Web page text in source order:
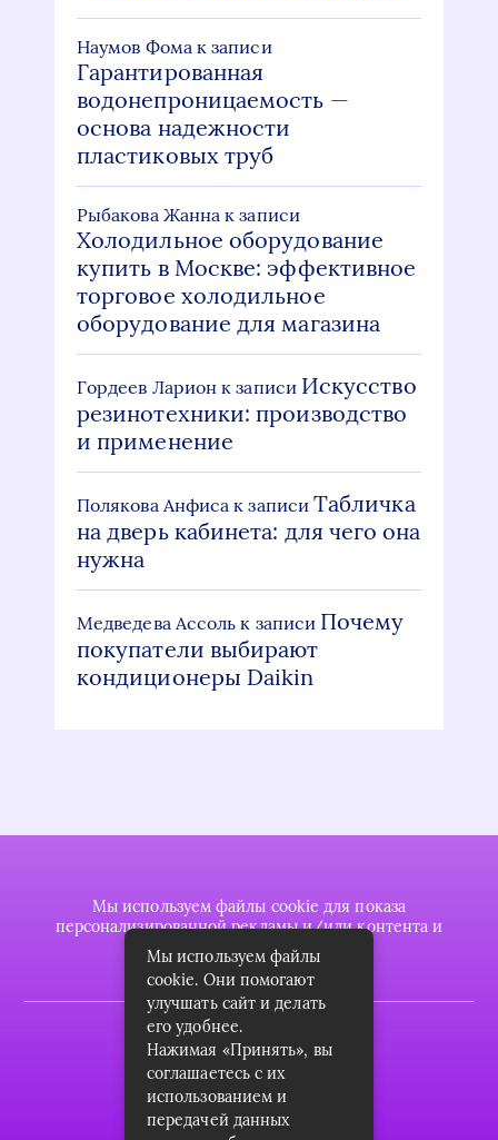
Наумов Фома к записи
Гарантированная
водонепроницаемость —
основа надежности
пластиковых труб
Рыбакова Жанна к записи
Холодильное оборудование
купить в Москве: эффективное
торговое холодильное
оборудование для магазина
Гордеев Ларион к записи Искусство
резинотехники: производство
и применение
Полякова Анфиса к записиТабличка
на дверь кабинета: для чего она
нужна
Медведева Ассоль к записи Почему
покупатели выбирают
кондиционеры Daikin
Мы используем файлы cookie для показа
персонализированной рекламы и/или контента и
анализа нашего трафика.
2022 © plasttrubkomplekt.ru
Карта сайта
Контакты
Мы используем файлы
cookie. Они помогают
улучшать сайт и делать
его удобнее.
Нажимая «Принять», вы
соглашаетесь с их
использованием и
передачей данных